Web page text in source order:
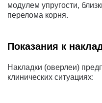
модулем упругости,
перелома корня.
Показания к
Накладки (оверлеи)
клинических ситуациях: